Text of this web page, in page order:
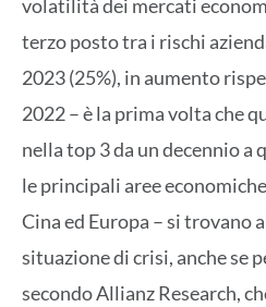
volatilità dei mercati
terzo posto tra i rischi
2023 (25%), in aumento
2022 – è la prima volta che
nella top 3 da un decennio a
le principali aree
Cina ed Europa – si trovano
situazione di crisi, anche se
secondo Allianz Research,